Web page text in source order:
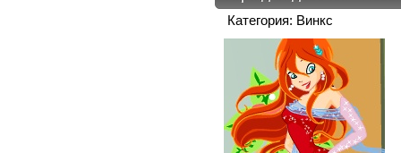
Категория: Винкс